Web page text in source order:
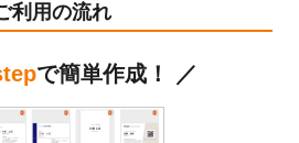
年賀状のデザインテンプレート
ーのデザインテンプレート
。
巳年の年賀状デザインテンプレート
利用の流れ
で簡単作成！ ／